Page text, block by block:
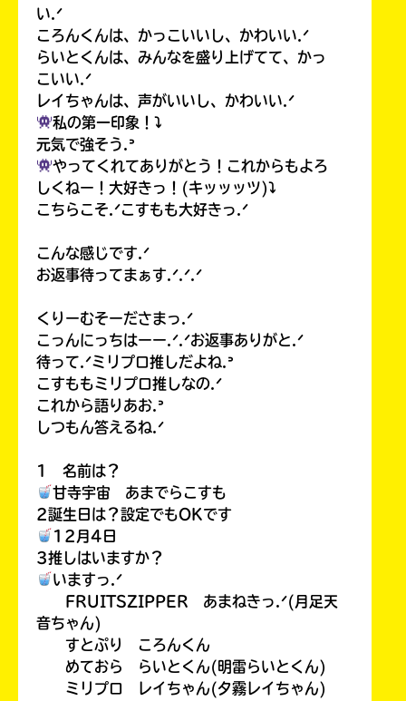
い.ᐟ
ころんくんは、かっこいいし、かわいい.ᐟ
らいとくんは、みんなを盛り上げてて、かっ
こいい.ᐟ
レイちゃんは、声がいいし、かわいい.ᐟ
私の第一印象！⤵︎
元気で強そう.ᐣ
やってくれてありがとう！これからもよろ
しくねー！大好きっ！(キッッッツ)⤵︎
こちらこそ.ᐟこすもも大好きっ.ᐟ
こんな感じです.ᐟ
お返事待ってまぁす.ᐟ.ᐟ.ᐟ
くりーむそーださまっ.ᐟ
こっんにっちはーー.ᐟ.ᐟお返事ありがと.ᐟ
待って.ᐟミリプロ推しだよね.ᐣ
こすももミリプロ推しなの.ᐟ
これから語りあお.ᐣ
しつもん答えるね.ᐟ
1 名前は？
甘寺宇宙 あまでらこすも
2誕生日は？設定でもOKです
12月4日
3推しはいますか？
いますっ.ᐟ
FRUITSZIPPER あまねきっ.ᐟ(月足天
音ちゃん)
すとぷり ころんくん
めておら らいとくん(明雷らいとくん)
ミリプロ レイちゃん(夕霧レイちゃん)